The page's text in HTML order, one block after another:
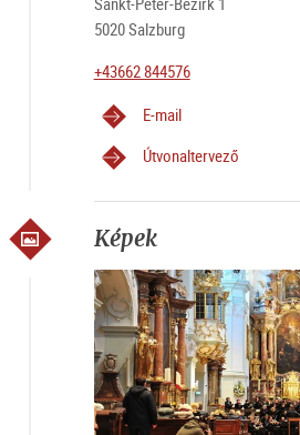
5020 Salzburg
+43662 844576
E-mail
Útvonaltervező
Képek